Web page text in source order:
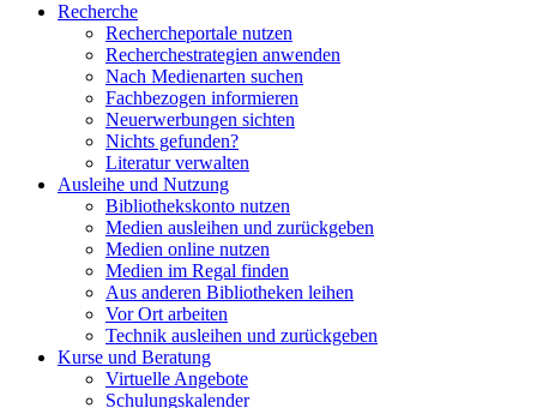
Recherche
Rechercheportale nutzen
Recherchestrategien anwenden
Nach Medienarten suchen
Fachbezogen informieren
Neuerwerbungen sichten
Nichts gefunden?
Literatur verwalten
Ausleihe und Nutzung
Bibliothekskonto nutzen
Medien ausleihen und zurückgeben
Medien online nutzen
Medien im Regal finden
Aus anderen Bibliotheken leihen
Vor Ort arbeiten
Technik ausleihen und zurückgeben
Kurse und Beratung
Virtuelle Angebote
Schulungskalender